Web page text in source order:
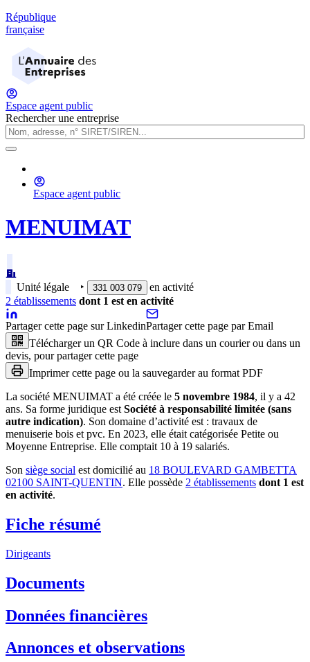
République
française
Espace agent public
Rechercher une entreprise
Espace agent public
MENUIMAT
Unité légale ‣ 331 003 079
en activité
2 établissements dont 1 est en activité
Partager cette page sur LinkedinPartager cette page par Email
Télécharger un QR Code à inclure dans un courier ou dans un
devis, pour partager cette page
Imprimer cette page ou la sauvegarder au format PDF
La société MENUIMAT a été créée le 5 novembre 1984, il y a 42
ans. Sa forme juridique est Société à responsabilité limitée (sans
autre indication). Son domaine d’activité est : travaux de
menuiserie bois et pvc. En 2023, elle était catégorisée Petite ou
Moyenne Entreprise. Elle comptait 10 à 19 salariés.
Son siège social est domicilié au 18 BOULEVARD GAMBETTA
02100 SAINT-QUENTIN. Elle possède 2 établissements dont 1 est
en activité.
Fiche résumé
Dirigeants
Documents
Données financières
Annonces et observations